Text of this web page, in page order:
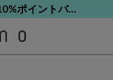
物配送について
【8/9(日)9:59まで！】最大10%ポイントバック
カスタマーサポート夏季休業(お電話)のお知らせ
物配送について
【8/9(日)9:59まで！】最大10%ポイントバック